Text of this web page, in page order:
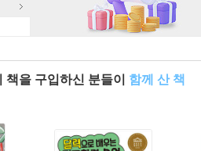
책을 구입하신 분들이 함께 산 책